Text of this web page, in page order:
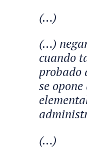
(…)
(…)
cuando
probado
se
(…)